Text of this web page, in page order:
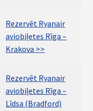
Rezervēt Ryanair
aviobiļetes Rīga –
Krakova >>
Rezervēt Ryanair
aviobiļetes Rīga –
Līdsa (Bradford)